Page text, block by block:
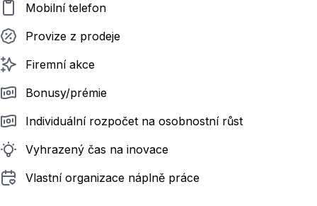
Mobilní telefon
Provize z prodeje
Firemní akce
Bonusy/prémie
Individuální rozpočet na osobnostní růst
Vyhrazený čas na inovace
Vlastní organizace náplně práce